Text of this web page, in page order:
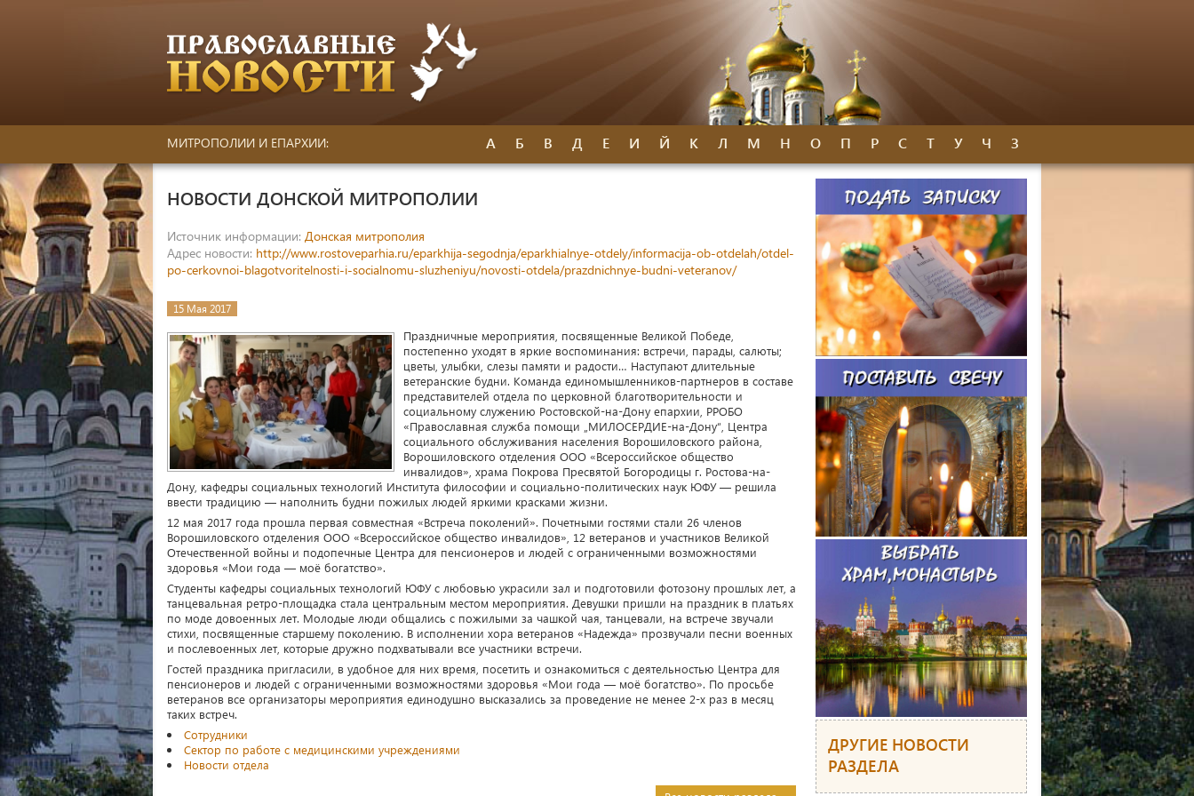
МИТРОПОЛИИ И ЕПАРХИИ: А Б В Д Е И Й К Л М Н О П Р С Т У Ч З
НОВОСТИ ДОНСКОЙ МИТРОПОЛИИ
Источник информации: Донская митрополия
Адрес новости: http://www.rostoveparhia.ru/eparkhija-segodnja/eparkhialnye-otdely/informacija-ob-otdelah/otdel-
po-cerkovnoi-blagotvoritelnosti-i-socialnomu-sluzheniyu/novosti-otdela/prazdnichnye-budni-veteranov/
15 Мая 2017
Праздничные мероприятия, посвященные Великой Победе,
постепенно уходят в яркие воспоминания: встречи, парады, салюты;
цветы, улыбки, слезы памяти и радости… Наступают длительные
ветеранские будни. Команда единомышленников-партнеров в составе
представителей отдела по церковной благотворительности и
социальному служению Ростовской-на-Дону епархии, РРОБО
«Православная служба помощи „МИЛОСЕРДИЕ-на-Дону“, Центра
социального обслуживания населения Ворошиловского района,
Ворошиловского отделения ООО «Всероссийское общество
инвалидов», храма Покрова Пресвятой Богородицы г. Ростова-на-
Дону, кафедры социальных технологий Института философии и социально-политических наук ЮФУ — решила
ввести традицию — наполнить будни пожилых людей яркими красками жизни.
12 мая 2017 года прошла первая совместная «Встреча поколений». Почетными гостями стали 26 членов
Ворошиловского отделения ООО «Всероссийское общество инвалидов», 12 ветеранов и участников Великой
Отечественной войны и подопечные Центра для пенсионеров и людей с ограниченными возможностями
здоровья «Мои года — моё богатство».
Студенты кафедры социальных технологий ЮФУ с любовью украсили зал и подготовили фотозону прошлых лет, а
танцевальная ретро-площадка стала центральным местом мероприятия. Девушки пришли на праздник в платьях
по моде довоенных лет. Молодые люди общались с пожилыми за чашкой чая, танцевали, на встрече звучали
стихи, посвященные старшему поколению. В исполнении хора ветеранов «Надежда» прозвучали песни военных
и послевоенных лет, которые дружно подхватывали все участники встречи.
Гостей праздника пригласили, в удобное для них время, посетить и ознакомиться с деятельностью Центра для
пенсионеров и людей с ограниченными возможностями здоровья «Мои года — моё богатство». По просьбе
ветеранов все организаторы мероприятия единодушно высказались за проведение не менее 2-х раз в месяц
таких встреч.
Сотрудники
Сектор по работе с медицинскими учреждениями
Новости отдела
ДРУГИЕ НОВОСТИ
РАЗДЕЛА